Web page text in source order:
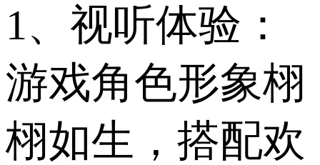
1、视听体验：
游戏角色形象栩
栩如生，搭配欢